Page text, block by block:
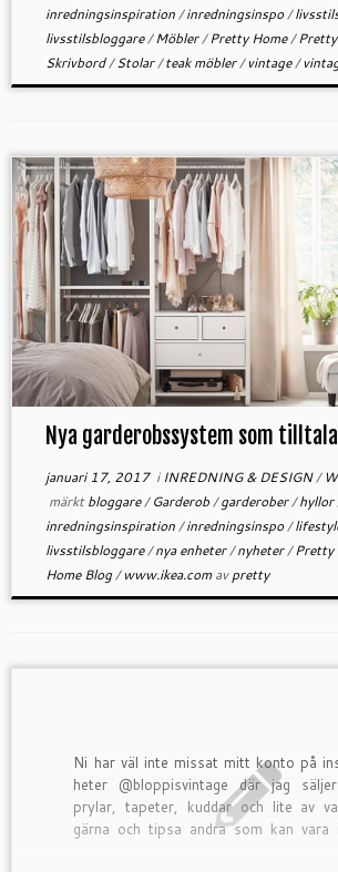
inredningsinspiration/inredningsinspo/
livsstilsbloggare/Möbler/Pretty Home/
Skrivbord/Stolar/teak möbler/vintage/
Nya garderobssystem som
januari 17, 2017i INREDNING & DESIGN/
märktbloggare/Garderob/garderober/hyllor
inredningsinspiration/inredningsinspo/
livsstilsbloggare/nya enheter/nyheter/Pretty
Home Blog/www.ikea.com avpretty
Ni har väl inte missat mitt konto på
heter @bloppisvintage där jag
prylar, tapeter, kuddar och lite av
gärna och tipsa andra som kan vara